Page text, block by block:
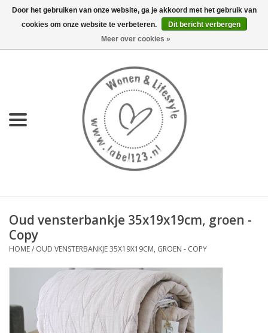
0 Artikelen - €0,00
KEUKEN
LIFESTYLE
STATIONARY
OUTDOOR
Oud vensterbankje 35x19x19cm, groen -
Copy
HOME/ OUD VENSTERBANKJE 35X19X19CM, GROEN - COPY
Door het gebruiken van onze website, ga je akkoord met het gebruik van
cookies om onze website te verbeteren.
Dit bericht verbergen
Meer over cookies »